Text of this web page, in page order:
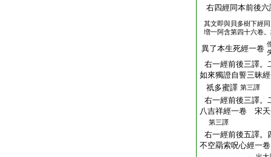
右四經同本前後
其文即與貝多樹下經
増一阿含第四十六卷
異了本生死經一卷
右一經前後三譯。
如來獨證自誓三昧
祇多蜜譯 第三譯
右一經前後三譯。
八吉祥經一卷 宋天
第三譯
右一經前後五譯。
不空羂索呪心經一